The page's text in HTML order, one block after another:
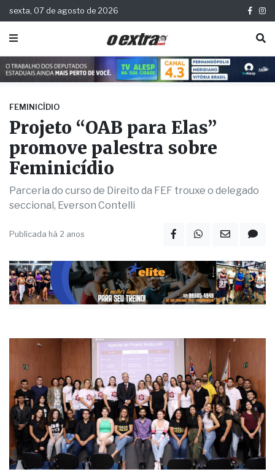
sexta, 07 de agosto de 2026
FEMINICÍDIO
Projeto “OAB para Elas”
promove palestra sobre
Feminicídio
Parceria do curso de Direito da FEF trouxe o delegado
seccional, Everson Contelli
Publicada há 2 anos